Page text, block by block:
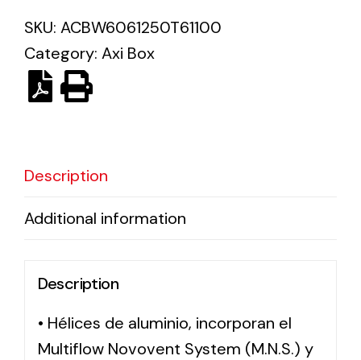
SKU: ACBW6061250T61100
Category: Axi Box
Description
Additional information
Description
• Hélices de aluminio, incorporan el
Multiflow Novovent System (M.N.S.) y